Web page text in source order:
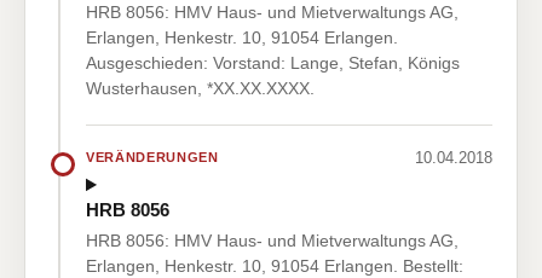
HRB 8056: HMV Haus- und Mietverwaltungs AG,
Erlangen, Henkestr. 10, 91054 Erlangen.
Ausgeschieden: Vorstand: Lange, Stefan, Königs
Wusterhausen, *XX.XX.XXXX.
VERÄNDERUNGEN 10.04.2018
HRB 8056
HRB 8056: HMV Haus- und Mietverwaltungs AG,
Erlangen, Henkestr. 10, 91054 Erlangen. Bestellt: